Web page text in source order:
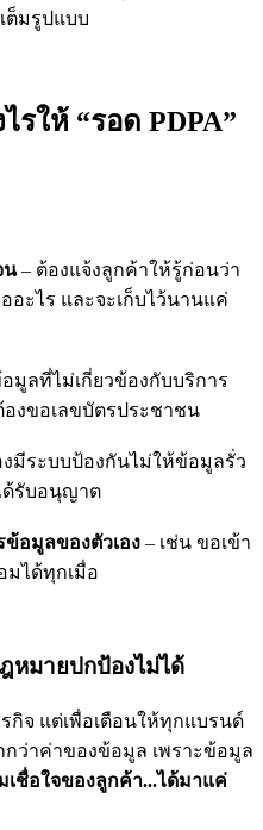
ต็มรูปแบบ
รให้ “รอด PDPA”
น– ต้องแจ้งลูกค้าให้รู้ก่อนว่า
อะไร และจะเก็บไว้นานแค่
มูลที่ไม่เกี่ยวข้องกับบริการ
องขอเลขบัตรประชาชน
งมีระบบป้องกันไม่ให้ข้อมูลรั่ว
ด้รับอนุญาต
อมูลของตัวเอง – เช่น ขอเข้า
มได้ทุกเมื่อ
หมายปกป้องไม่ได้
กิจ แต่เพื่อเตือนให้ทุกแบรนด์
กว่าค่าของข้อมูล เพราะข้อมูล
เชื่อใจของลูกค้า...ได้มาแค่